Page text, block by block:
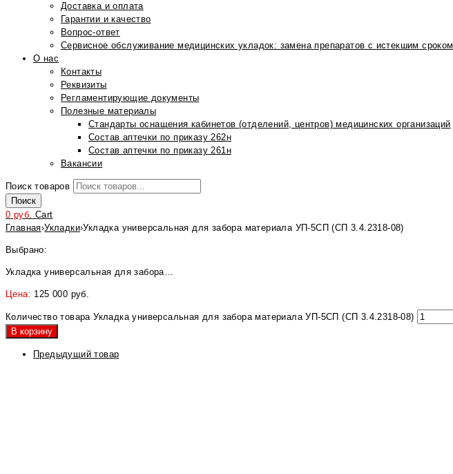
Доставка и оплата
Гарантии и качество
Вопрос-ответ
Сервисное обслуживание медицинских укладок: замена препаратов с истекшим сроком
О нас
Контакты
Реквизиты
Регламентирующие документы
Полезные материалы
Стандарты оснащения кабинетов (отделений, центров) медицинских организаций
Состав аптечки по приказу 262н
Состав аптечки по приказу 261н
Вакансии
Поиск товаров
Поиск
0 руб. Cart
Главная›Укладки›Укладка универсальная для забора материала УП-5СП (СП 3.4.2318-08)
Выбрано:
Укладка универсальная для забора…
Цена: 125 000 руб.
Количество товара Укладка универсальная для забора материала УП-5СП (СП 3.4.2318-08)
В корзину
Предыдущий товар